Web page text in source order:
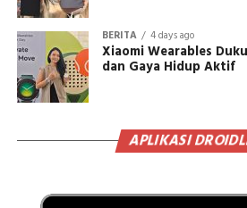
BERITA 4 days ago
Xiaomi Wearables
dan Gaya Hidup Aktif
APLIKASI